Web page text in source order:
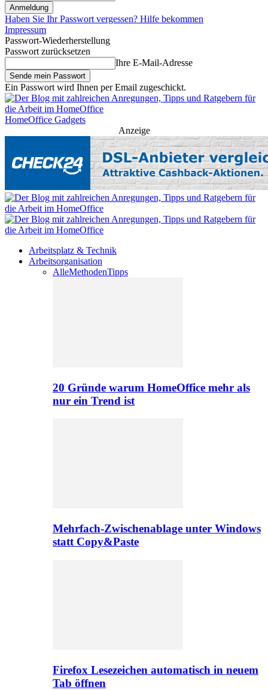
Haben Sie Ihr Passwort vergessen? Hilfe bekommen
Impressum
Passwort-Wiederherstellung
Passwort zurücksetzen
Ihre E-Mail-Adresse
Ein Passwort wird Ihnen per Email zugeschickt.
HomeOffice Gadgets
Anzeige
Arbeitsplatz & Technik
Arbeitsorganisation
AlleMethodenTipps
20 Gründe warum HomeOffice mehr als
nur ein Trend ist
Mehrfach-Zwischenablage unter Windows
statt Copy&Paste
Firefox Lesezeichen automatisch in neuem
Tab öffnen